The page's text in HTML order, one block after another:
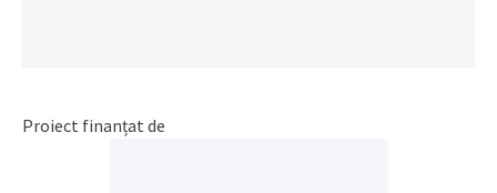
Proiect finanțat de